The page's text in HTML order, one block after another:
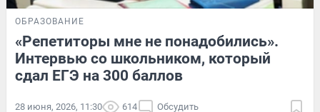
ОБРАЗОВАНИЕ
«Репетиторы мне не понадобились».
Интервью со школьником, который
сдал ЕГЭ на 300 баллов
28 июня, 2026, 11:30 614 Обсудить